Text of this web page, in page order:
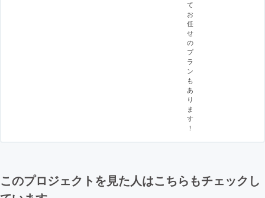
て
お
任
せ
の
プ
ラ
ン
も
あ
り
ま
す
！
このプロジェクトを見た人はこちらもチェックし